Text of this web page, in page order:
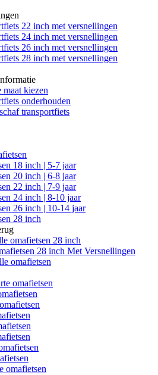
22 inch met versnellingen
24 inch met versnellingen
26 inch met versnellingen
28 inch met versnellingen
maat kiezen
onderhouden
transportfiets
18 inch | 5-7 jaar
20 inch | 6-8 jaar
22 inch | 7-9 jaar
24 inch | 8-10 jaar
26 inch | 10-14 jaar
28 inch
omafietsen 28 inch
28 inch Met Versnellingen
omafietsen
omafietsen
omafietsen